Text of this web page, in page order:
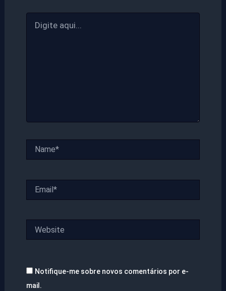
aqui...
Notifique-me sobre novos comentários por e-
mail.